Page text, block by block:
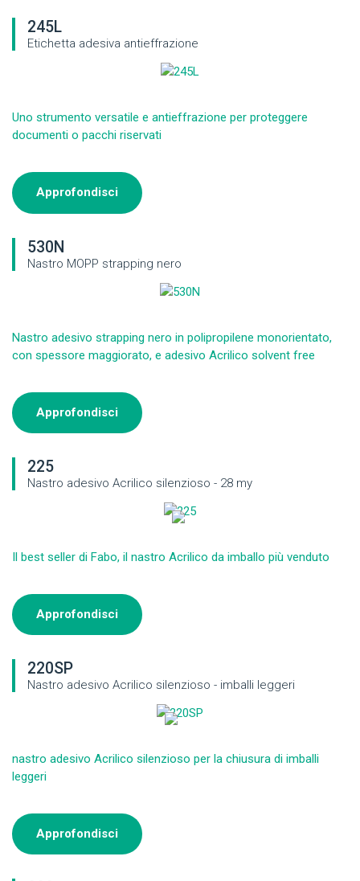
245L
Etichetta adesiva antieffrazione
Uno strumento versatile e antieffrazione per proteggere
documenti o pacchi riservati
Approfondisci
530N
Nastro MOPP strapping nero
Nastro adesivo strapping nero in polipropilene monorientato,
con spessore maggiorato, e adesivo Acrilico solvent free
Approfondisci
225
Nastro adesivo Acrilico silenzioso - 28 my
Il best seller di Fabo, il nastro Acrilico da imballo più venduto
Approfondisci
220SP
Nastro adesivo Acrilico silenzioso - imballi leggeri
nastro adesivo Acrilico silenzioso per la chiusura di imballi
leggeri
Approfondisci